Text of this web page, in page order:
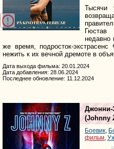
Тысячи
Гюстав
недавно
же время, подросток-
нежить к их вечной дремоте в
Дата выхода фильма: 20.01.2024
Дата добавления: 28.06.2024
Последнее обновление: 11.12.2024
(Johnny
Боевик,
фильм,